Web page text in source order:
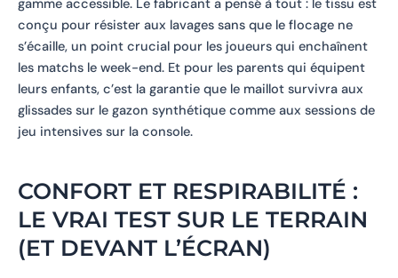
gamme accessible. Le fabricant a pensé à tout : le tissu est
conçu pour résister aux lavages sans que le flocage ne
s’écaille, un point crucial pour les joueurs qui enchaînent
les matchs le week-end. Et pour les parents qui équipent
leurs enfants, c’est la garantie que le maillot survivra aux
glissades sur le gazon synthétique comme aux sessions de
jeu intensives sur la console.
CONFORT ET RESPIRABILITÉ :
LE VRAI TEST SUR LE TERRAIN
(ET DEVANT L’ÉCRAN)